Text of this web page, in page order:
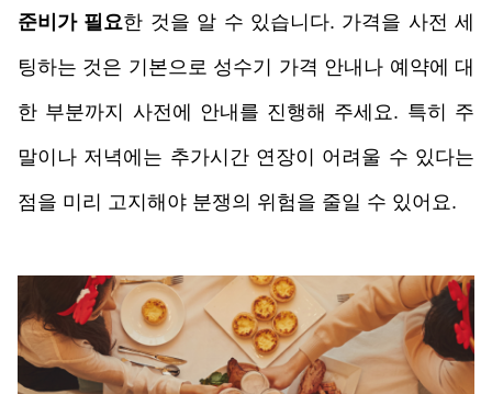
준비가 필요한 것을 알 수 있습니다. 가격을 사전 세
팅하는 것은 기본으로 성수기 가격 안내나 예약에 대
한 부분까지 사전에 안내를 진행해 주세요. 특히 주
말이나 저녁에는 추가시간 연장이 어려울 수 있다는
점을 미리 고지해야 분쟁의 위험을 줄일 수 있어요.